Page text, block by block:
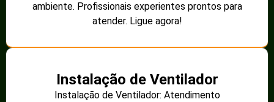
ambiente. Profissionais experientes prontos para
atender. Ligue agora!
Instalação de Ventilador
Instalação de Ventilador: Atendimento